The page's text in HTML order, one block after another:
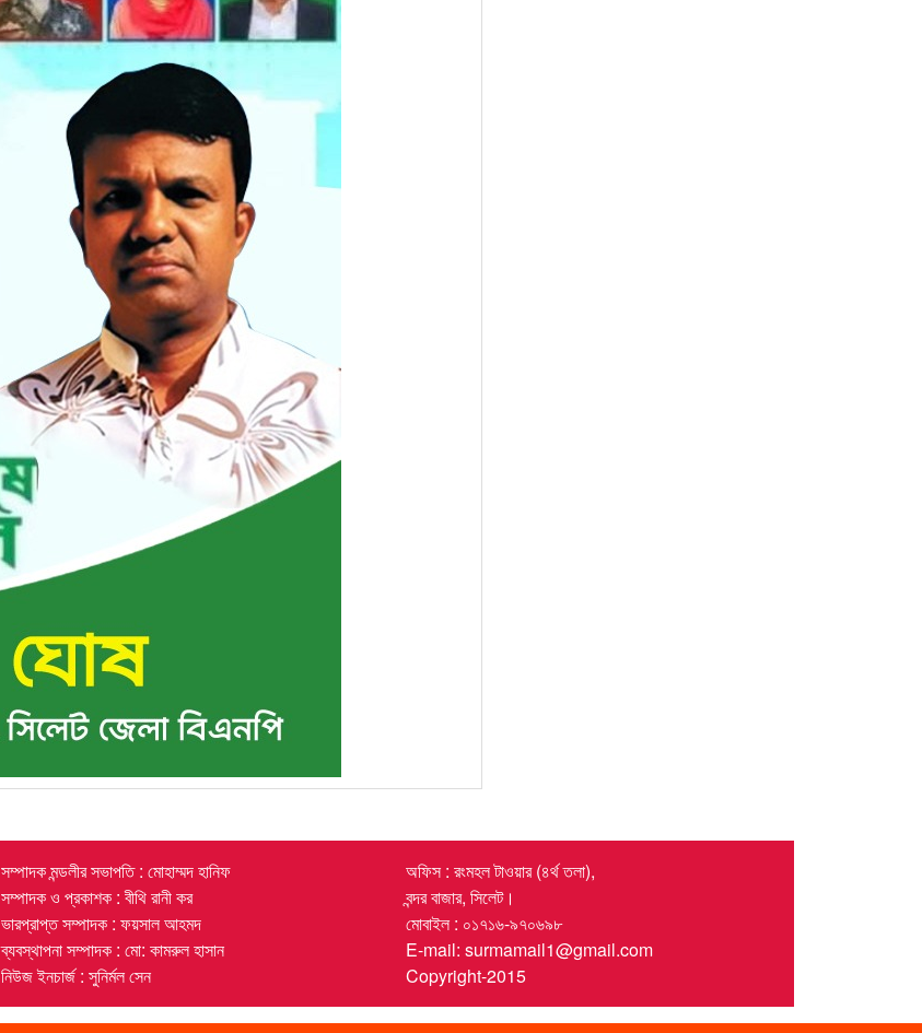
সম্পাদক মন্ডলীর সভাপতি : মোহাম্মদ হানিফ
সম্পাদক ও প্রকাশক : বীথি রানী কর
ভারপ্রাপ্ত সম্পাদক : ফয়সাল আহমদ
ব্যবস্থাপনা সম্পাদক : মো: কামরুল হাসান
নিউজ ইনচার্জ : সুনির্মল সেন
অফিস : রংমহল টাওয়ার (৪র্থ তলা),
বন্দর বাজার, সিলেট।
মোবাইল : ০১৭১৬-৯৭০৬৯৮
E-mail: surmamail1@gmail.com
Copyright-2015